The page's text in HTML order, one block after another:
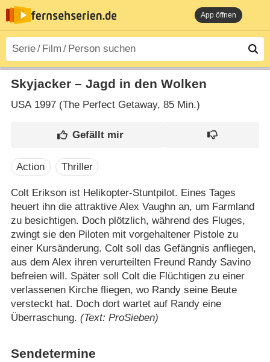
App öffnen
Skyjacker – Jagd in den Wolken
USA1997 (The Perfect Getaway‎, 85 Min.)
Action Thriller
Colt Erikson ist Helikopter-Stuntpilot. Eines Tages
heuert ihn die attraktive Alex Vaughn an, um Farmland
zu besichtigen. Doch plötzlich, während des Fluges,
zwingt sie den Piloten mit vorgehaltener Pistole zu
einer Kursänderung. Colt soll das Gefängnis anfliegen,
aus dem Alex ihren verurteilten Freund Randy Savino
befreien will. Später soll Colt die Flüchtigen zu einer
verlassenen Kirche fliegen, wo Randy seine Beute
versteckt hat. Doch dort wartet auf Randy eine
Überraschung. (Text: ProSieben)
Sendetermine